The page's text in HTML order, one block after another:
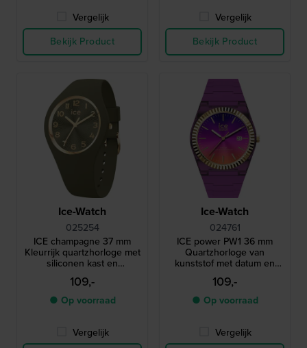
Vergelijk
Bekijk Product
Vergelijk
Bekijk Product
Ice-Watch
025254
ICE champagne 37 mm
Kleurrijk quartzhorloge met
siliconen kast en
geïntegreerde band
109,-
● Op voorraad
Vergelijk
Ice-Watch
024761
ICE power PW1 36 mm
Quartzhorloge van
kunststof met datum en
geribbelde lunette
109,-
● Op voorraad
Vergelijk